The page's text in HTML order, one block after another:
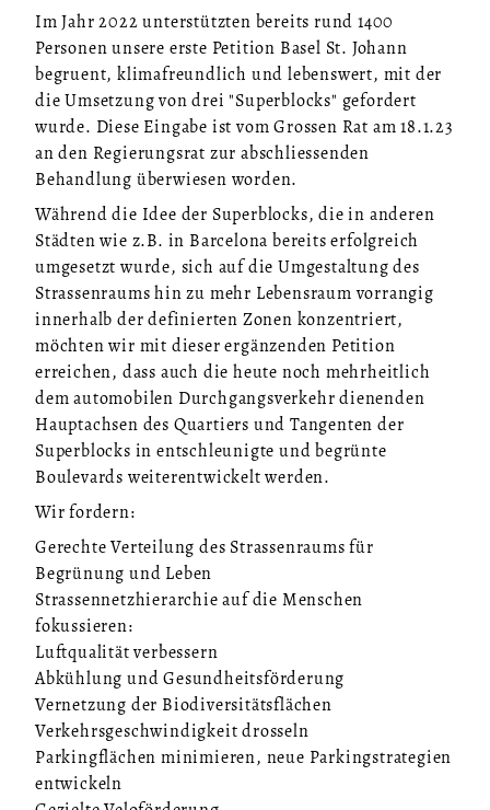
Im Jahr 2022 unterstützten bereits rund 1400
Personen unsere erste Petition Basel St. Johann
begruent, klimafreundlich und lebenswert, mit der
die Umsetzung von drei "Superblocks" gefordert
wurde. Diese Eingabe ist vom Grossen Rat am 18.1.23
an den Regierungsrat zur abschliessenden
Behandlung überwiesen worden.
Während die Idee der Superblocks, die in anderen
Städten wie z.B. in Barcelona bereits erfolgreich
umgesetzt wurde, sich auf die Umgestaltung des
Strassenraums hin zu mehr Lebensraum vorrangig
innerhalb der definierten Zonen konzentriert,
möchten wir mit dieser ergänzenden Petition
erreichen, dass auch die heute noch mehrheitlich
dem automobilen Durchgangsverkehr dienenden
Hauptachsen des Quartiers und Tangenten der
Superblocks in entschleunigte und begrünte
Boulevards weiterentwickelt werden.
Wir fordern:
Gerechte Verteilung des Strassenraums für
Begrünung und Leben
Strassennetzhierarchie auf die Menschen
fokussieren:
Luftqualität verbessern
Abkühlung und Gesundheitsförderung
Vernetzung der Biodiversitätsflächen
Verkehrsgeschwindigkeit drosseln
Parkingflächen minimieren, neue Parkingstrategien
entwickeln